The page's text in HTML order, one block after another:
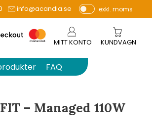
info@acandia.se
P
e
r
vi
s
exkl. moms
MITT KONTO KUNDVAGN
FAQ
– Managed 110W